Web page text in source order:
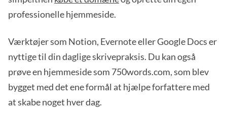
professionelle hjemmeside.
Værktøjer som Notion, Evernote eller Google Docs er
nyttige til din daglige skrivepraksis. Du kan også
prøve en hjemmeside som 750words.com, som blev
bygget med det ene formål at hjælpe forfattere med
at skabe noget hver dag.